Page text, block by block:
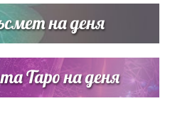
на деня
Таро на деня